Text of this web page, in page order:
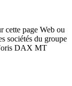
cette page Web ou
sociétés du groupe
DAX MT